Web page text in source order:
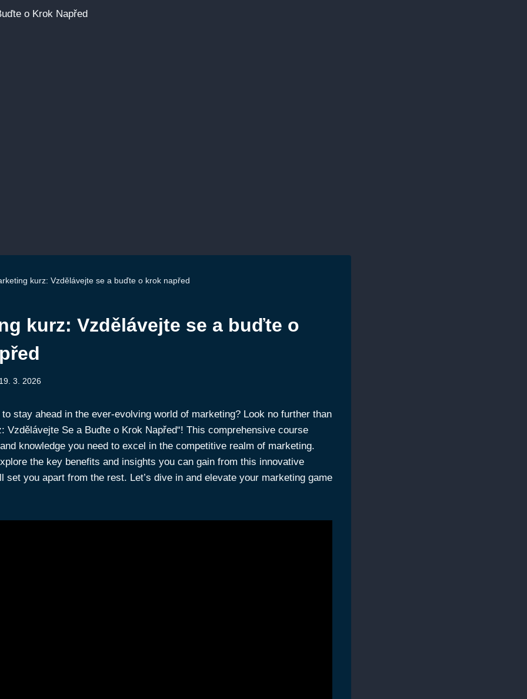
kurz: Vzdělávejte se a buďte o krok napřed
kurz: Vzdělávejte se a buďte o
19. 3. 2026
stay ahead ‌in the ever-evolving world of marketing? Look no further than
Vzdělávejte Se⁤ a⁢ Buďte o Krok Napřed“! This comprehensive course
knowledge you need to excel in the competitive ⁢realm of marketing.
the key⁢ benefits and insights you‌ can gain ​from this innovative
set you apart from the rest. Let’s dive in and elevate your marketing game